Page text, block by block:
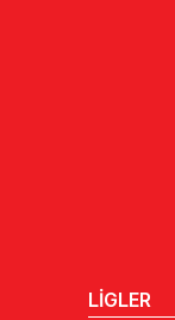
LİGLER